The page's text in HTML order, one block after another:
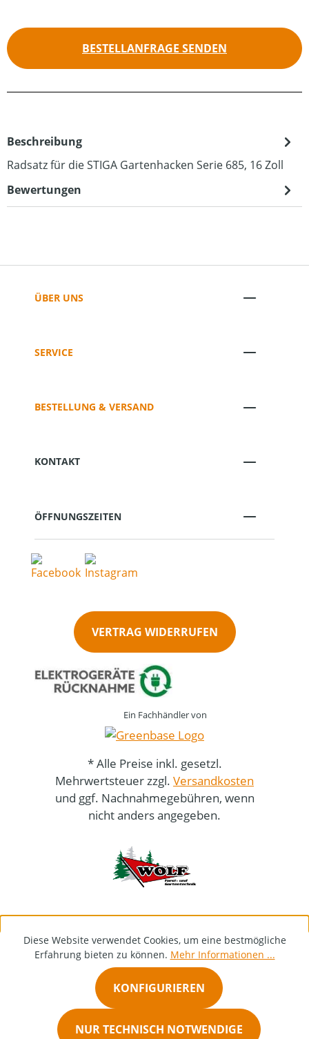
BESTELLANFRAGE SENDEN
Beschreibung
Radsatz für die STIGA Gartenhacken Serie 685, 16 Zoll
Bewertungen
ÜBER UNS
SERVICE
BESTELLUNG & VERSAND
KONTAKT
ÖFFNUNGSZEITEN
VERTRAG WIDERRUFEN
Ein Fachhändler von
* Alle Preise inkl. gesetzl.
Mehrwertsteuer zzgl. Versandkosten
und ggf. Nachnahmegebühren, wenn
nicht anders angegeben.
Diese Website verwendet Cookies, um eine bestmögliche
Erfahrung bieten zu können. Mehr Informationen ...
NUR TECHNISCH NOTWENDIGE
KONFIGURIEREN